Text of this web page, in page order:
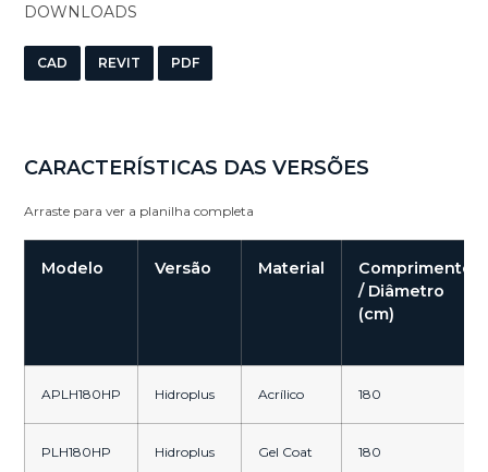
DOWNLOADS
CAD REVIT PDF
CARACTERÍSTICAS DAS VERSÕES
Arraste para ver a planilha completa
Modelo Versão Material
Comprimento
/ Diâmetro
(cm)
APLH180HP Hidroplus Acrílico 180
PLH180HP Hidroplus Gel Coat 180